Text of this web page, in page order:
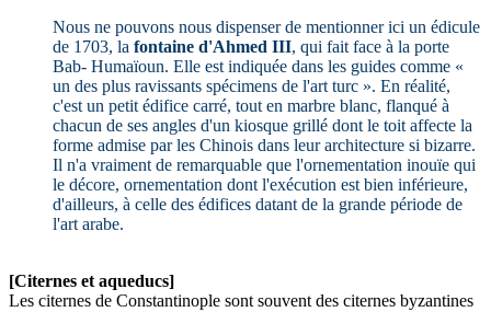
Nous ne pouvons nous dispenser de mentionner ici un édicule
de 1703, la fontaine d'Ahmed III, qui fait face à la porte
Bab- Humaïoun. Elle est indiquée dans les guides comme «
un des plus ravissants spécimens de l'art turc ». En réalité,
c'est un petit édifice carré, tout en marbre blanc, flanqué à
chacun de ses angles d'un kiosque grillé dont le toit affecte la
forme admise par les Chinois dans leur architecture si bizarre.
Il n'a vraiment de remarquable que l'ornementation inouïe qui
le décore, ornementation dont l'exécution est bien inférieure,
d'ailleurs, à celle des édifices datant de la grande période de
l'art arabe.
[Citernes et aqueducs]
Les citernes de Constantinople sont souvent des citernes byzantines